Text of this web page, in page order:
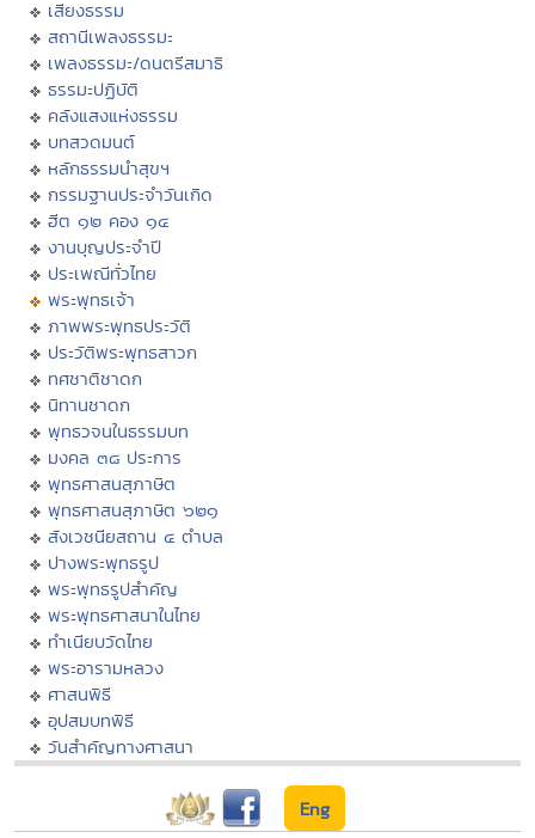
เสียงธรรม
สถานีเพลงธรรมะ
เพลงธรรมะ/ดนตรีสมาธิ
ธรรมะปฏิบัติ
คลังแสงแห่งธรรม
บทสวดมนต์
หลักธรรมนำสุขฯ
กรรมฐานประจำวันเกิด
ฮีต ๑๒ คอง ๑๔
งานบุญประจำปี
ประเพณีทั่วไทย
พระพุทธเจ้า
ภาพพระพุทธประวัติ
ประวัติพระพุทธสาวก
ทศชาติชาดก
นิทานชาดก
พุทธวจนในธรรมบท
มงคล ๓๘ ประการ
พุทธศาสนสุภาษิต
พุทธศาสนสุภาษิต ๖๒๑
สังเวชนียสถาน ๔ ตำบล
ปางพระพุทธรูป
พระพุทธรูปสำคัญ
พระพุทธศาสนาในไทย
ทำเนียบวัดไทย
พระอารามหลวง
ศาสนพิธี
อุปสมบทพิธี
วันสำคัญทางศาสนา
Eng